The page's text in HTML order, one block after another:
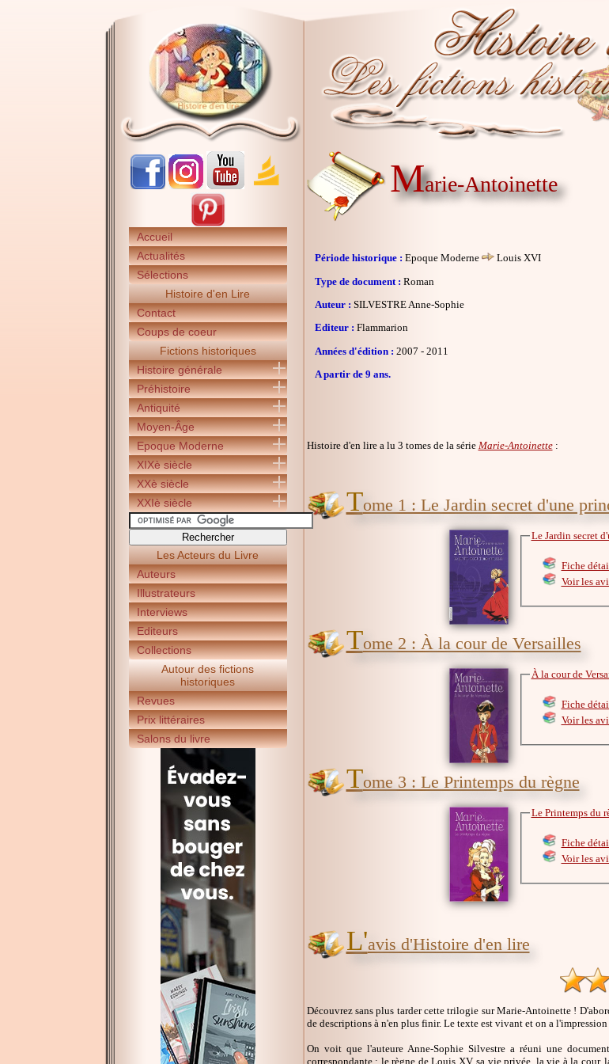
Accueil
Actualités
Sélections
Histoire d'en Lire
Contact
Coups de coeur
Fictions historiques
Histoire générale
Préhistoire
Antiquité
Moyen-Âge
Epoque Moderne
XIXè siècle
XXè siècle
XXIè siècle
Les Acteurs du Livre
Auteurs
Illustrateurs
Interviews
Editeurs
Collections
Autour des fictions
historiques
Revues
Prix littéraires
Salons du livre
Marie-Antoinette
Période historique : Epoque Moderne
Louis XVI
Type de document : Roman
Auteur : SILVESTRE Anne-Sophie
Editeur : Flammarion
Années d'édition : 2007 - 2011
A partir de 9 ans.
Histoire d'en lire a lu 3 tomes de la série Marie-Antoinette:
Tome 1 : Le Jardin secret d'une
Le Jardin secret
Fiche
Voir les
Tome 2 : À la cour de Versailles
À la cour de
Fiche
Voir les
Tome 3 : Le Printemps du règne
Le Printemps du
Fiche
Voir les
L'avis d'Histoire d'en lire
Découvrez sans plus tarder cette trilogie sur Marie-Antoinette !
de descriptions à n'en plus finir. Le texte est vivant et on a
On voit que l'auteure Anne-Sophie Silvestre a réuni une
correspondante : le règne de Louis XV, sa vie privée, la vie à la